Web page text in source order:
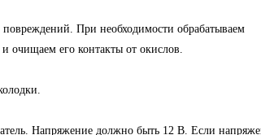
При необходимости обрабатываем
очищаем его контакты от окислов.
Напряжение должно быть 12 В. Если